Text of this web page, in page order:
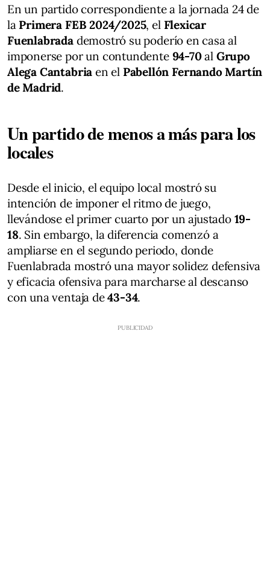
En un partido correspondiente a la jornada 24 de
la Primera FEB 2024/2025, el Flexicar
Fuenlabradademostró su poderío en casa al
imponerse por un contundente 94-70al Grupo
Alega Cantabria en el Pabellón Fernando Martín
de Madrid.
Un partido de menos a más para los
locales
Desde el inicio, el equipo local mostró su
intención de imponer el ritmo de juego,
llevándose el primer cuarto por un ajustado 19-
18. Sin embargo, la diferencia comenzó a
ampliarse en el segundo periodo, donde
Fuenlabrada mostró una mayor solidez defensiva
y eficacia ofensiva para marcharse al descanso
con una ventaja de43-34.